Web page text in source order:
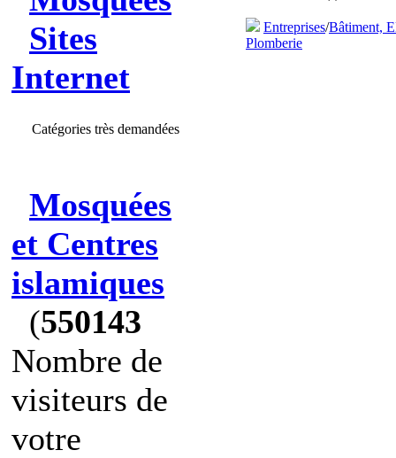
Sites
Internet
Catégories très demandées
Mosquées
et Centres
islamiques
(550143
Nombre de
visiteurs de
votre
Entreprises/Bâtiment,
Plomberie